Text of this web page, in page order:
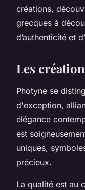
créations,
grecques à
d’authenticité et
Les
Photyne se
d'exception,
élégance
est
uniques,
précieux.
La qualité est au